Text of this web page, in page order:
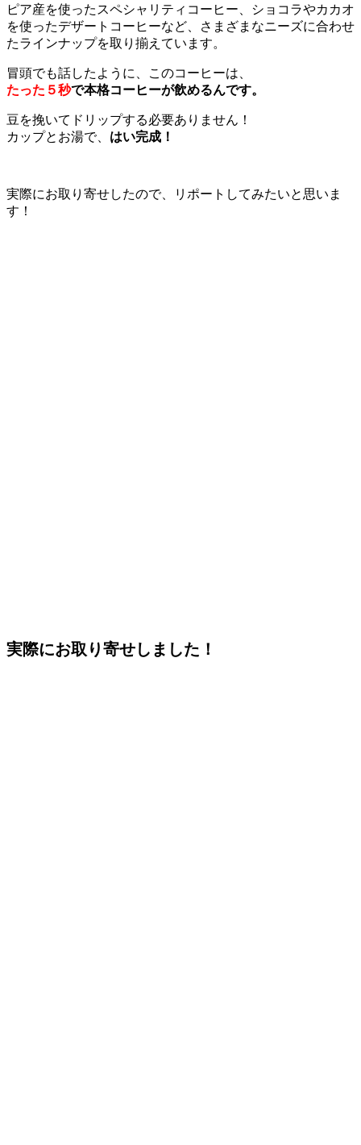
ピア産を使ったスペシャリティコーヒー、ショコラやカカオ
を使ったデザートコーヒーなど、さまざまなニーズに合わせ
たラインナップを取り揃えています。
冒頭でも話したように、このコーヒーは、
たった５秒で本格コーヒーが飲めるんです。
豆を挽いてドリップする必要ありません！
カップとお湯で、 はい完成！
実際にお取り寄せしたので、リポートしてみたいと思いま
す！
実際にお取り寄せしました！